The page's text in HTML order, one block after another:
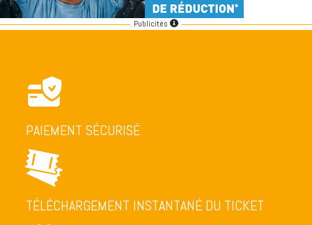
Publicités
PAIEMENT SÉCURISÉ
TÉLÉCHARGEMENT INSTANTANÉ DU TICKET